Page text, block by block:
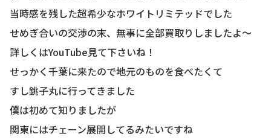
当時感を残した超希少なホワイトリミテッドでした
せめぎ合いの交渉の末、無事に全部買取りしましたよ〜
詳しくはYouTube見て下さいね！
せっかく千葉に来たので地元のものを食べたくて
すし銚子丸に行ってきました
僕は初めて知りましたが
関東にはチェーン展開してるみたいですね